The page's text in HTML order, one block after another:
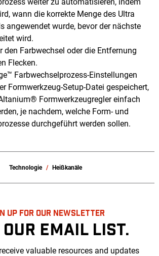
weiter zu automatisieren, indem
wann die korrekte Menge des Ultra
angewendet wurde, bevor der nächste
wird.
den Farbwechsel oder die Entfernung
Flecken.
Farbwechselprozess-Einstellungen
Formwerkzeug-Setup-Datei gespeichert,
Formwerkzeugregler einfach
je nachdem, welche Form- und
durchgeführt werden sollen.
Technologie Heißkanäle
UP FOR OUR NEWSLETTER
EMAIL LIST.
valuable resources and updates